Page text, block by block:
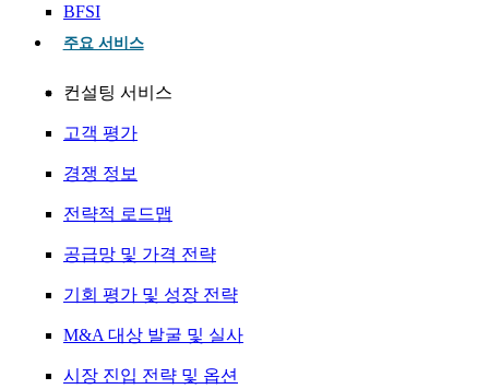
BFSI
주요 서비스
컨설팅 서비스
고객 평가
경쟁 정보
전략적 로드맵
공급망 및 가격 전략
기회 평가 및 성장 전략
M&A 대상 발굴 및 실사
시장 진입 전략 및 옵션